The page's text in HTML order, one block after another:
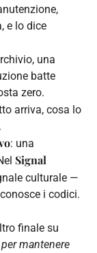
e lo dice
una
batte
zero.
arriva, cosa lo
: una
Signal
culturale —
i codici.
finale su
mantenere